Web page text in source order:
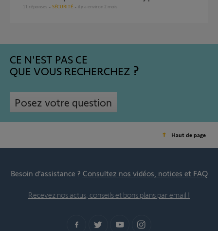
11 réponses SÉCURITÉ il y a environ 2 mois
CE N'EST PAS CE
QUE VOUS RECHERCHEZ
Posez votre question
Haut de page
Besoin d’assistance ? Consultez nos vidéos, notices et FAQ
Recevez nos actus, conseils et bons plans par email !